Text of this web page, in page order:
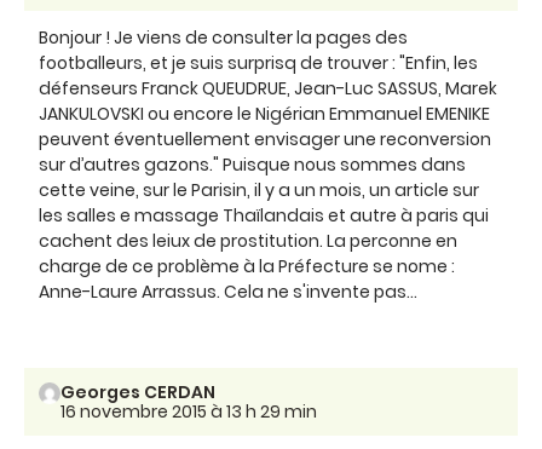
Bonjour ! Je viens de consulter la pages des
footballeurs, et je suis surprisq de trouver : "Enfin, les
défenseurs Franck QUEUDRUE, Jean-Luc SASSUS, Marek
JANKULOVSKI ou encore le Nigérian Emmanuel EMENIKE
peuvent éventuellement envisager une reconversion
sur d’autres gazons." Puisque nous sommes dans
cette veine, sur le Parisin, il y a un mois, un article sur
les salles e massage Thaïlandais et autre à paris qui
cachent des leiux de prostitution. La perconne en
charge de ce problème à la Préfecture se nome :
Anne-Laure Arrassus. Cela ne s'invente pas...
Georges CERDAN
16 novembre 2015 à 13 h 29 min